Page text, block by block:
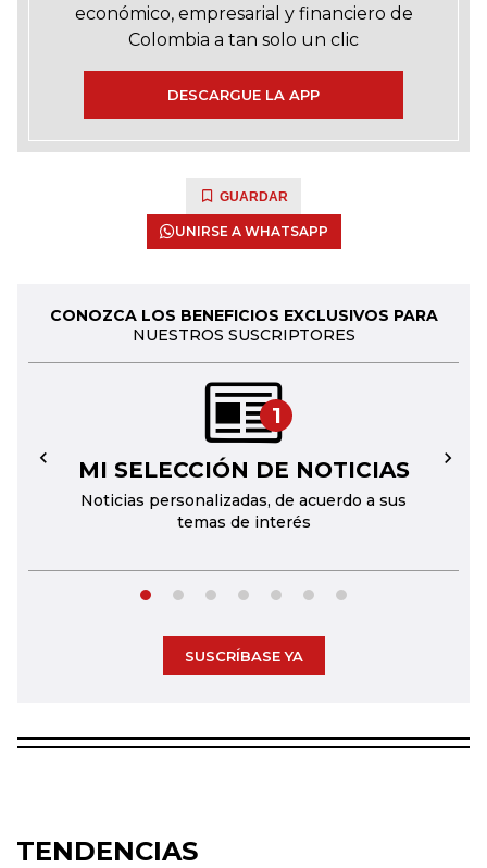
económico, empresarial y financiero de
Colombia a tan solo un clic
DESCARGUE LA APP
GUARDAR
UNIRSE A WHATSAPP
CONOZCA LOS BENEFICIOS EXCLUSIVOS PARA
NUESTROS SUSCRIPTORES
1
MI SELECCIÓN DE NOTICIAS
Noticias personalizadas, de acuerdo a sus
temas de interés
← →
SUSCRÍBASE YA
TENDENCIAS